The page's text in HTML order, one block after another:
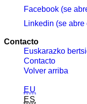
Facebook (se
Linkedin (se
Contacto
Euskarazko
Contacto
Volver arriba
EU
ES